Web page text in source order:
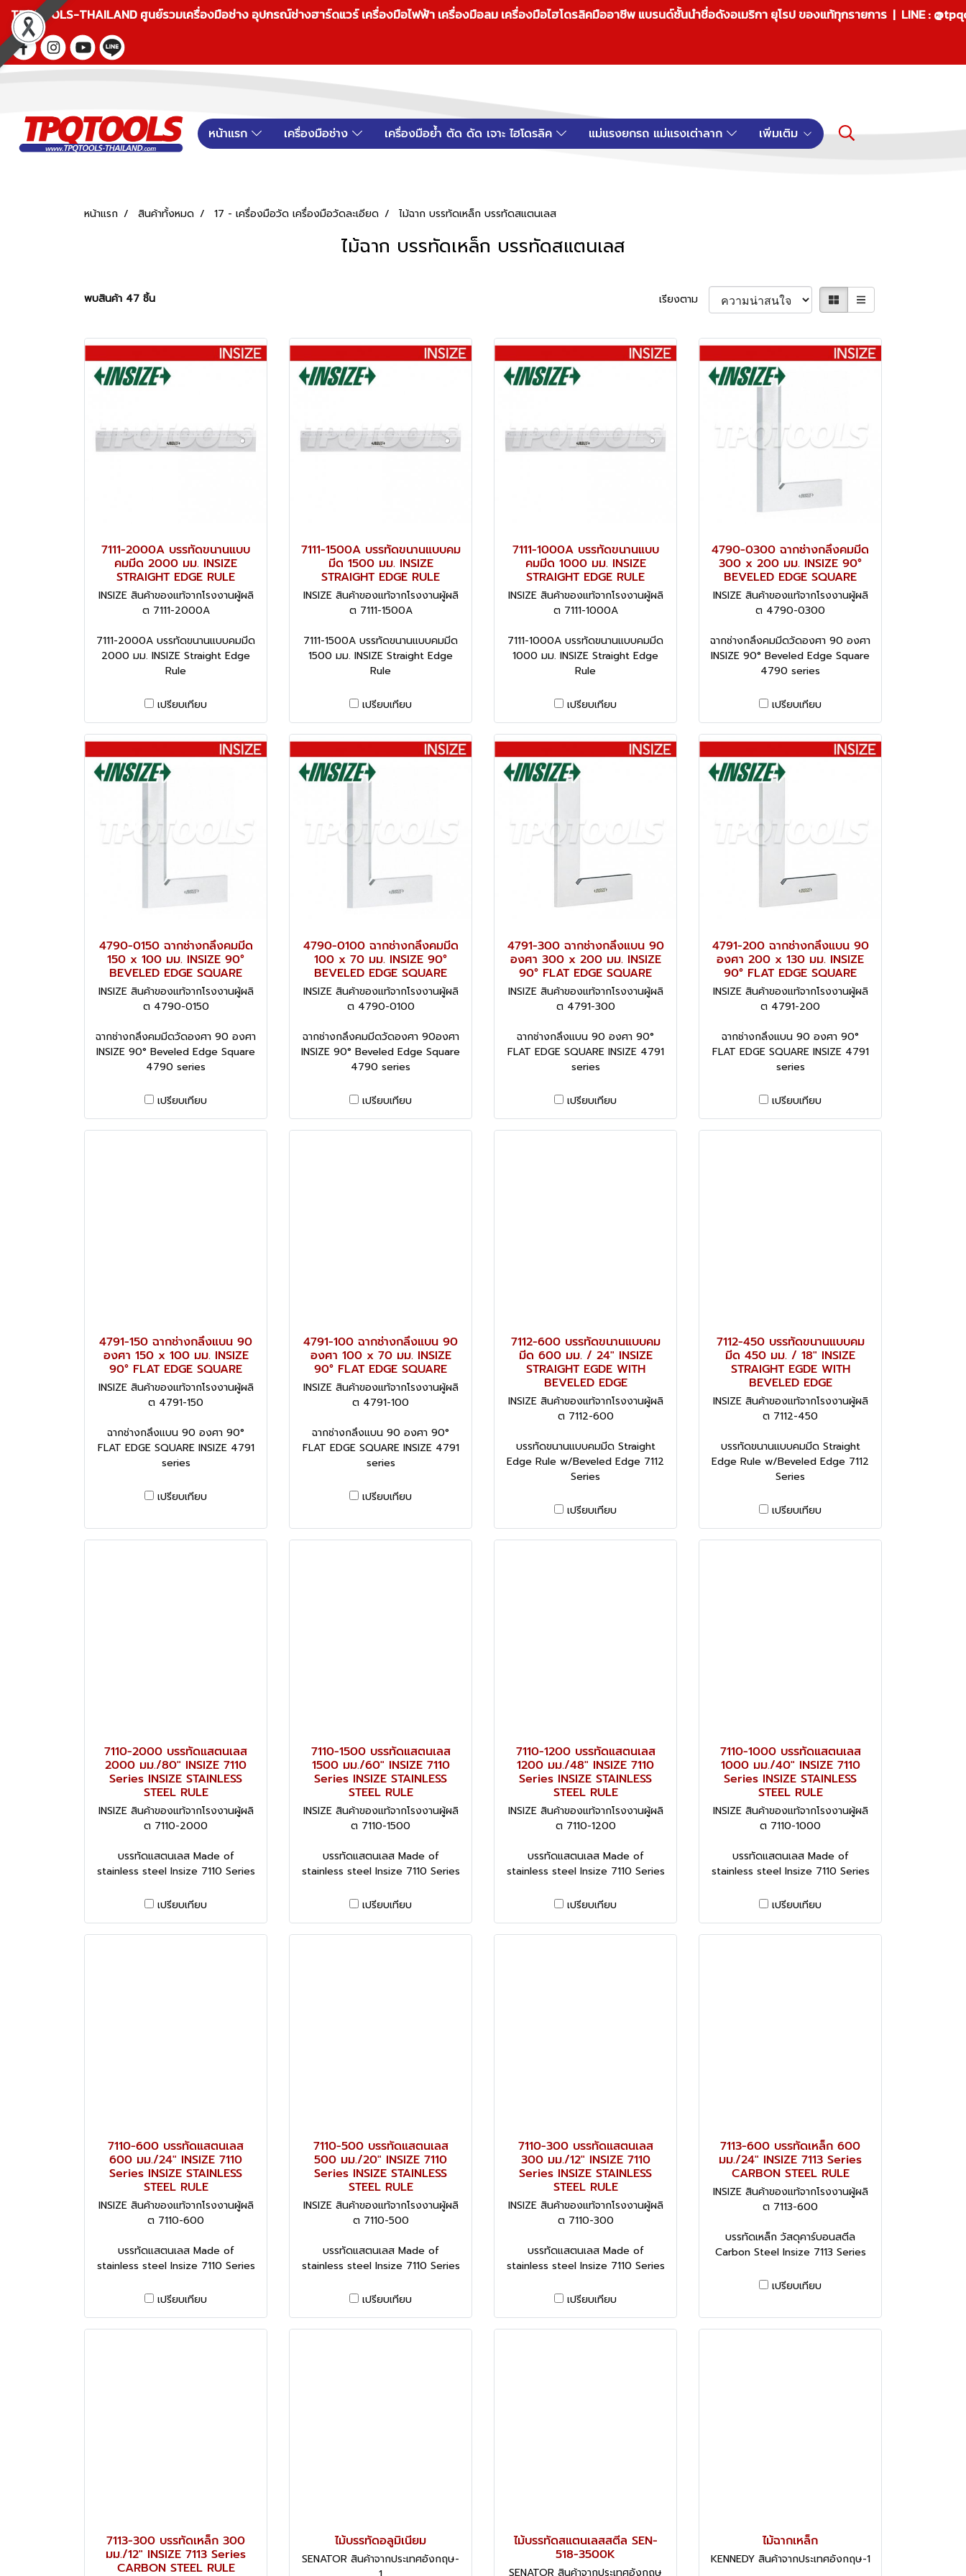
TPQTOOLS-THAILAND ศูนย์รวมเครื่องมือช่าง อุปกรณ์ช่างฮาร์ดแวร์ เครื่องมือไฟฟ้า เครื่องมือลม เครื่องมือไฮโดรลิคมืออาชีพ แบรนด์ชั้นนำชื่อดังอเมริกา ยุโรป ของแท้ทุกรายการ | LINE :
หน้าแรก เครื่องมือช่าง เครื่องมือย้ำ ตัด ดัด เจาะ ไฮโดรลิค แม่แรงยกรถ แม่แรงเต่าลาก เพิ่มเติม
หน้าแรก สินค้าทั้งหมด 17 - เครื่องมือวัด เครื่องมือวัดละเอียด ไม้ฉาก บรรทัดเหล็ก บรรทัดสแตนเลส
ไม้ฉาก บรรทัดเหล็ก บรรทัดสแตนเลส
พบสินค้า 47 ชิ้น เรียงตาม
7111-2000A บรรทัดขนานแบบ
คมมีด 2000 มม. INSIZE
STRAIGHT EDGE RULE
INSIZE สินค้าของแท้จากโรงงานผู้ผลิ
ต 7111-2000A
7111-2000A บรรทัดขนานแบบคมมีด
2000 มม. INSIZE Straight Edge
Rule
เปรียบเทียบ
7111-1500A บรรทัดขนานแบบคม
มีด 1500 มม. INSIZE
STRAIGHT EDGE RULE
INSIZE สินค้าของแท้จากโรงงานผู้ผลิ
ต 7111-1500A
7111-1500A บรรทัดขนานแบบคมมีด
1500 มม. INSIZE Straight Edge
Rule
เปรียบเทียบ
7111-1000A บรรทัดขนานแบบ
คมมีด 1000 มม. INSIZE
STRAIGHT EDGE RULE
INSIZE สินค้าของแท้จากโรงงานผู้ผลิ
ต 7111-1000A
7111-1000A บรรทัดขนานแบบคมมีด
1000 มม. INSIZE Straight Edge
Rule
เปรียบเทียบ
4790-0300 ฉากช่างกลึงคมมีด
300 x 200 มม. INSIZE 90°
BEVELED EDGE SQUARE
INSIZE สินค้าของแท้จากโรงงานผู้ผลิ
ต 4790-0300
ฉากช่างกลึงคมมีดวัดองศา 90 องศา
INSIZE 90° Beveled Edge Square
4790 series
เปรียบเทียบ
4790-0150 ฉากช่างกลึงคมมีด
150 x 100 มม. INSIZE 90°
BEVELED EDGE SQUARE
INSIZE สินค้าของแท้จากโรงงานผู้ผลิ
ต 4790-0150
ฉากช่างกลึงคมมีดวัดองศา 90 องศา
INSIZE 90° Beveled Edge Square
4790 series
เปรียบเทียบ
4790-0100 ฉากช่างกลึงคมมีด
100 x 70 มม. INSIZE 90°
BEVELED EDGE SQUARE
INSIZE สินค้าของแท้จากโรงงานผู้ผลิ
ต 4790-0100
ฉากช่างกลึงคมมีดวัดองศา 90องศา
INSIZE 90° Beveled Edge Square
4790 series
เปรียบเทียบ
4791-300 ฉากช่างกลึงแบน 90
องศา 300 x 200 มม. INSIZE
90° FLAT EDGE SQUARE
INSIZE สินค้าของแท้จากโรงงานผู้ผลิ
ต 4791-300
ฉากช่างกลึงแบน 90 องศา 90°
FLAT EDGE SQUARE INSIZE 4791
series
เปรียบเทียบ
4791-200 ฉากช่างกลึงแบน 90
องศา 200 x 130 มม. INSIZE
90° FLAT EDGE SQUARE
INSIZE สินค้าของแท้จากโรงงานผู้ผลิ
ต 4791-200
ฉากช่างกลึงแบน 90 องศา 90°
FLAT EDGE SQUARE INSIZE 4791
series
เปรียบเทียบ
4791-150 ฉากช่างกลึงแบน 90
องศา 150 x 100 มม. INSIZE
90° FLAT EDGE SQUARE
INSIZE สินค้าของแท้จากโรงงานผู้ผลิ
ต 4791-150
ฉากช่างกลึงแบน 90 องศา 90°
FLAT EDGE SQUARE INSIZE 4791
series
เปรียบเทียบ
4791-100 ฉากช่างกลึงแบน 90
องศา 100 x 70 มม. INSIZE
90° FLAT EDGE SQUARE
INSIZE สินค้าของแท้จากโรงงานผู้ผลิ
ต 4791-100
ฉากช่างกลึงแบน 90 องศา 90°
FLAT EDGE SQUARE INSIZE 4791
series
เปรียบเทียบ
7112-600 บรรทัดขนานแบบคม
มีด 600 มม. / 24" INSIZE
STRAIGHT EGDE WITH
BEVELED EDGE
INSIZE สินค้าของแท้จากโรงงานผู้ผลิ
ต 7112-600
บรรทัดขนานแบบคมมีด Straight
Edge Rule w/Beveled Edge 7112
Series
เปรียบเทียบ
7112-450 บรรทัดขนานแบบคม
มีด 450 มม. / 18" INSIZE
STRAIGHT EGDE WITH
BEVELED EDGE
INSIZE สินค้าของแท้จากโรงงานผู้ผลิ
ต 7112-450
บรรทัดขนานแบบคมมีด Straight
Edge Rule w/Beveled Edge 7112
Series
เปรียบเทียบ
7110-2000 บรรทัดแสตนเลส
2000 มม./80" INSIZE 7110
Series INSIZE STAINLESS
STEEL RULE
INSIZE สินค้าของแท้จากโรงงานผู้ผลิ
ต 7110-2000
บรรทัดแสตนเลส Made of
stainless steel Insize 7110 Series
เปรียบเทียบ
7110-1500 บรรทัดแสตนเลส
1500 มม./60" INSIZE 7110
Series INSIZE STAINLESS
STEEL RULE
INSIZE สินค้าของแท้จากโรงงานผู้ผลิ
ต 7110-1500
บรรทัดแสตนเลส Made of
stainless steel Insize 7110 Series
เปรียบเทียบ
7110-1200 บรรทัดแสตนเลส
1200 มม./48" INSIZE 7110
Series INSIZE STAINLESS
STEEL RULE
INSIZE สินค้าของแท้จากโรงงานผู้ผลิ
ต 7110-1200
บรรทัดแสตนเลส Made of
stainless steel Insize 7110 Series
เปรียบเทียบ
7110-1000 บรรทัดแสตนเลส
1000 มม./40" INSIZE 7110
Series INSIZE STAINLESS
STEEL RULE
INSIZE สินค้าของแท้จากโรงงานผู้ผลิ
ต 7110-1000
บรรทัดแสตนเลส Made of
stainless steel Insize 7110 Series
เปรียบเทียบ
7110-600 บรรทัดแสตนเลส
600 มม./24" INSIZE 7110
Series INSIZE STAINLESS
STEEL RULE
INSIZE สินค้าของแท้จากโรงงานผู้ผลิ
ต 7110-600
บรรทัดแสตนเลส Made of
stainless steel Insize 7110 Series
เปรียบเทียบ
7110-500 บรรทัดแสตนเลส
500 มม./20" INSIZE 7110
Series INSIZE STAINLESS
STEEL RULE
INSIZE สินค้าของแท้จากโรงงานผู้ผลิ
ต 7110-500
บรรทัดแสตนเลส Made of
stainless steel Insize 7110 Series
เปรียบเทียบ
7110-300 บรรทัดแสตนเลส
300 มม./12" INSIZE 7110
Series INSIZE STAINLESS
STEEL RULE
INSIZE สินค้าของแท้จากโรงงานผู้ผลิ
ต 7110-300
บรรทัดแสตนเลส Made of
stainless steel Insize 7110 Series
เปรียบเทียบ
7113-600 บรรทัดเหล็ก 600
มม./24" INSIZE 7113 Series
CARBON STEEL RULE
INSIZE สินค้าของแท้จากโรงงานผู้ผลิ
ต 7113-600
บรรทัดเหล็ก วัสดุคาร์บอนสตีล
Carbon Steel Insize 7113 Series
เปรียบเทียบ
7113-300 บรรทัดเหล็ก 300
มม./12" INSIZE 7113 Series
CARBON STEEL RULE
ไม้บรรทัดอลูมิเนียม
SENATOR สินค้าจากประเทศอังกฤษ-
ไม้บรรทัดสแตนเลสสตีล SEN-
518-3500K
SENATOR สินค้าจากประเทศอังกฤษ
ไม้ฉากเหล็ก
KENNEDY สินค้าจากประเทศอังกฤษ-1